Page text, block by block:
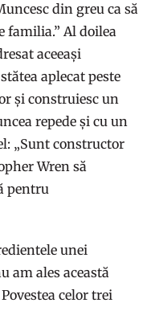
din greu ca să
Al doilea
aceeași
aplecat peste
și construiesc un
repede și cu un
„Sunt constructor
Wren să
pentru
unei
am ales această
celor trei